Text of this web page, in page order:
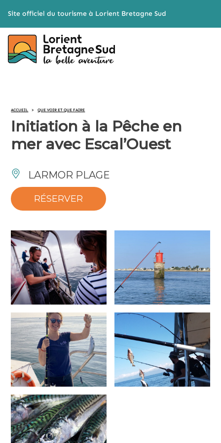
Site officiel du tourisme à Lorient Bretagne Sud
ACCUEIL > QUE VOIR ET QUE FAIRE
Initiation à la Pêche en
mer avec Escal’Ouest
LARMOR PLAGE
RÉSERVER